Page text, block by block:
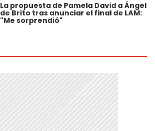
La propuesta de Pamela David a Ángel
de Brito tras anunciar el final de LAM:
"Me sorprendió"